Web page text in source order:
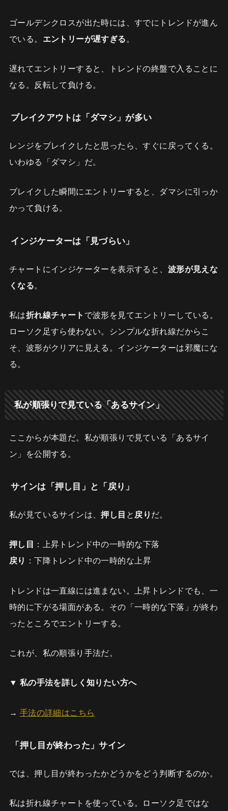
ゴールデンクロスが出た時には、すでにトレンドが進ん
でいる。
エントリーが遅すぎる
遅れてエントリーすると、トレンドの終盤で入ることに
なる。反転して負ける。
ブレイクアウトは「ダマシ」が多い
レンジをブレイクしたと思ったら、すぐに戻ってくる。
いわゆる「ダマシ」だ。
ブレイクした瞬間にエントリーすると、ダマシに引っか
かって負ける。
インジケーターは「見づらい」
チャートにインジケーターを表示すると、 波形が見えな
くなる。
私は折れ線チャート で波形を見てエントリーしている。
ローソク足すら使わない。シンプルな折れ線だからこ
そ、波形がクリアに見える。インジケーターは邪魔にな
る。
私が順張りで見ている「あるサイン」
ここからが本題だ。私が順張りで見ている「あるサイ
ン」を公開する。
サインは「押し目」と「戻り」
私が見ているサインは、押し目 と 戻り だ。
押し目 ：上昇トレンド中の一時的な下落
戻り
：下降トレンド中の一時的な上昇
トレンドは一直線には進まない。上昇トレンドでも、一
時的に下がる場面がある。その「一時的な下落」が終わ
ったところでエントリーする。
これが、私の順張り手法だ。
▼ 私の手法を詳しく知りたい方へ
→ 手法の詳細はこちら
「押し目が終わった」サイン
では、押し目が終わったかどうかをどう判断するのか。
私は折れ線チャートを使っている。ローソク足ではな